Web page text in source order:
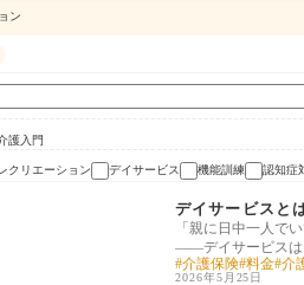
ン
護入門
クリエーション デイサービス 機能訓練 認知症
介護入門
デイサービスと
「親に日中一人で
——デイサービスは
介護保険 料金 介
2026年5月25日